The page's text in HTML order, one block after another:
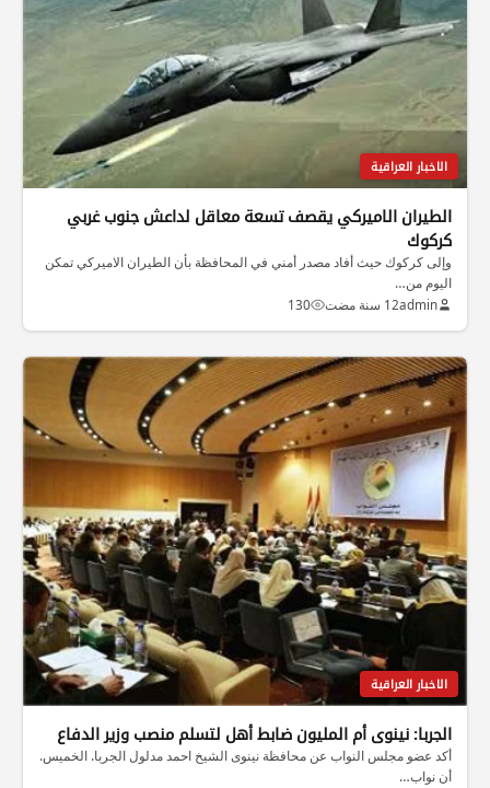
الاخبار العراقية
الطيران الاميركي يقصف تسعة معاقل لداعش جنوب غربي
كركوك
وإلى كركوك حيث أفاد مصدر أمني في المحافظة بأن الطيران الاميركي تمكن
اليوم من…
admin12 سنة مضت 130
الاخبار العراقية
الجربا: نينوى أم المليون ضابط أهل لتسلم منصب وزير الدفاع
أكد عضو مجلس النواب عن محافظة نينوى الشيخ احمد مدلول الجربا. الخميس.
أن نواب…